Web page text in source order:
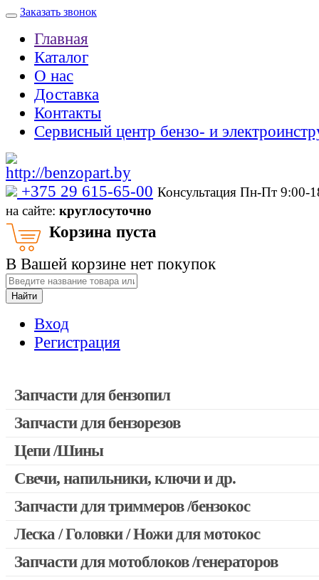
Заказать звонок
Главная
Каталог
О нас
Доставка
Контакты
Сервисный центр бензо- и
‎+375 29 615-65-00 Консультация Пн-Пт 9:00-
на сайте: круглосуточно
Корзина пуста
В Вашей корзине нет покупок
Найти
Вход
Регистрация
Запчасти для бензопил
Запчасти для бензопил Stihl
Запчасти для бензопил Husqvarna, Partner
Запчасти для бензопил Oleo-mac, Echo и др.
Запчасти для бензорезов
Цепи /Шины
Свечи, напильники, ключи и др.
Запчасти для триммеров /бензокос
Запчасти для Китайских триммеров
Запчасти для мотокос Stihl /Husqvarna /Oleo-mac /Echo и
Леска / Головки / Ножи для мотокос
Запчасти для мотоблоков /генераторов